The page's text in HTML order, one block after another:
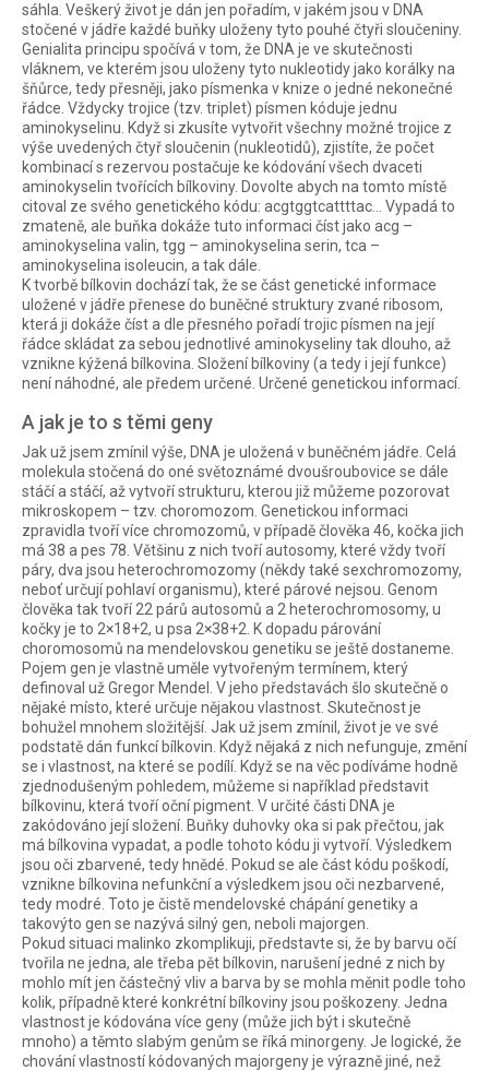
sáhla. Veškerý život je dán jen pořadím, v jakém jsou v DNA
stočené v jádře každé buňky uloženy tyto pouhé čtyři sloučeniny.
Genialita principu spočívá v tom, že DNA je ve skutečnosti
vláknem, ve kterém jsou uloženy tyto nukleotidy jako korálky na
šňůrce, tedy přesněji, jako písmenka v knize o jedné nekonečné
řádce. Vždycky trojice (tzv. triplet) písmen kóduje jednu
aminokyselinu. Když si zkusíte vytvořit všechny možné trojice z
výše uvedených čtyř sloučenin (nukleotidů), zjistíte, že počet
kombinací s rezervou postačuje ke kódování všech dvaceti
aminokyselin tvořících bílkoviny. Dovolte abych na tomto místě
citoval ze svého genetického kódu: acgtggtcattttac… Vypadá to
zmateně, ale buňka dokáže tuto informaci číst jako acg –
aminokyselina valin, tgg – aminokyselina serin, tca –
aminokyselina isoleucin, a tak dále.
K tvorbě bílkovin dochází tak, že se část genetické informace
uložené v jádře přenese do buněčné struktury zvané ribosom,
která ji dokáže číst a dle přesného pořadí trojic písmen na její
řádce skládat za sebou jednotlivé aminokyseliny tak dlouho, až
vznikne kýžená bílkovina. Složení bílkoviny (a tedy i její funkce)
není náhodné, ale předem určené. Určené genetickou informací.
A jak je to s těmi geny
Jak už jsem zmínil výše, DNA je uložená v buněčném jádře. Celá
molekula stočená do oné světoznámé dvoušroubovice se dále
stáčí a stáčí, až vytvoří strukturu, kterou již můžeme pozorovat
mikroskopem – tzv. choromozom. Genetickou informaci
zpravidla tvoří více chromozomů, v případě člověka 46, kočka jich
má 38 a pes 78. Většinu z nich tvoří autosomy, které vždy tvoří
páry, dva jsou heterochromozomy (někdy také sexchromozomy,
neboť určují pohlaví organismu), které párové nejsou. Genom
člověka tak tvoří 22 párů autosomů a 2 heterochromosomy, u
kočky je to 2×18+2, u psa 2×38+2. K dopadu párování
choromosomů na mendelovskou genetiku se ještě dostaneme.
Pojem gen je vlastně uměle vytvořeným termínem, který
definoval už Gregor Mendel. V jeho představách šlo skutečně o
nějaké místo, které určuje nějakou vlastnost. Skutečnost je
bohužel mnohem složitější. Jak už jsem zmínil, život je ve své
podstatě dán funkcí bílkovin. Když nějaká z nich nefunguje, změní
se i vlastnost, na které se podílí. Když se na věc podíváme hodně
zjednodušeným pohledem, můžeme si například představit
bílkovinu, která tvoří oční pigment. V určité části DNA je
zakódováno její složení. Buňky duhovky oka si pak přečtou, jak
má bílkovina vypadat, a podle tohoto kódu ji vytvoří. Výsledkem
jsou oči zbarvené, tedy hnědé. Pokud se ale část kódu poškodí,
vznikne bílkovina nefunkční a výsledkem jsou oči nezbarvené,
tedy modré. Toto je čistě mendelovské chápání genetiky a
takovýto gen se nazývá silný gen, neboli majorgen.
Pokud situaci malinko zkomplikuji, představte si, že by barvu očí
tvořila ne jedna, ale třeba pět bílkovin, narušení jedné z nich by
mohlo mít jen částečný vliv a barva by se mohla měnit podle toho
kolik, případně které konkrétní bílkoviny jsou poškozeny. Jedna
vlastnost je kódována více geny (může jich být i skutečně
mnoho) a těmto slabým genům se říká minorgeny. Je logické, že
chování vlastností kódovaných majorgeny je výrazně jiné, než